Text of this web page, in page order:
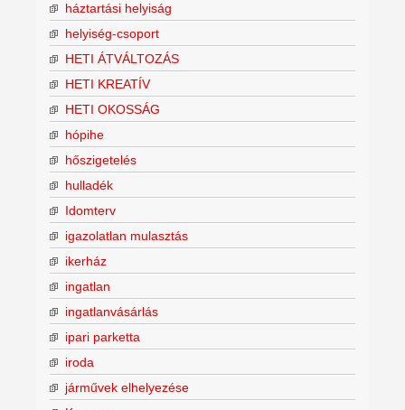
háztartási helyiság
helyiség-csoport
HETI ÁTVÁLTOZÁS
HETI KREATÍV
HETI OKOSSÁG
hópihe
hőszigetelés
hulladék
Idomterv
igazolatlan mulasztás
ikerház
ingatlan
ingatlanvásárlás
ipari parketta
iroda
járművek elhelyezése